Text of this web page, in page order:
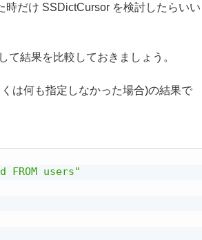
時だけ SSDictCursor を検討したらいい
結果を比較しておきましょう。
は何も指定しなかった場合)の結果で
FROM users"